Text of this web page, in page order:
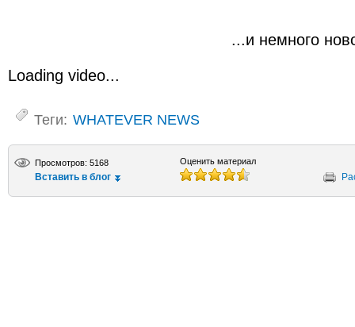
...и немного
Loading video...
Теги: WHATEVER NEWS
Просмотров: 5168
Вставить в блог
Оценить материал